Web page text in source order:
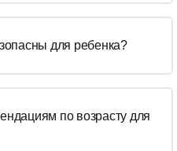
для ребенка?
по возрасту для